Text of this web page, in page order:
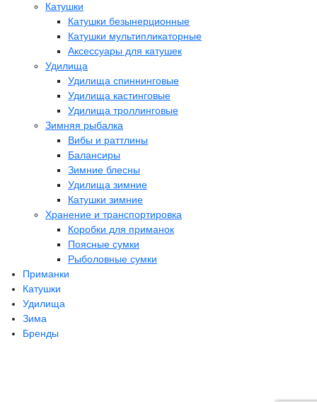
Катушки
Катушки безынерционные
Катушки мультипликаторные
Аксессуары для катушек
Удилища
Удилища спиннинговые
Удилища кастинговые
Удилища троллинговые
Зимняя рыбалка
Вибы и раттлины
Балансиры
Зимние блесны
Удилища зимние
Катушки зимние
Хранение и транспортировка
Коробки для приманок
Поясные сумки
Рыболовные сумки
Приманки
Катушки
Удилища
Зима
Бренды